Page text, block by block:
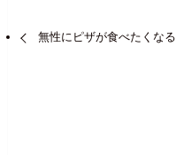
無性にピザが食べたくなる